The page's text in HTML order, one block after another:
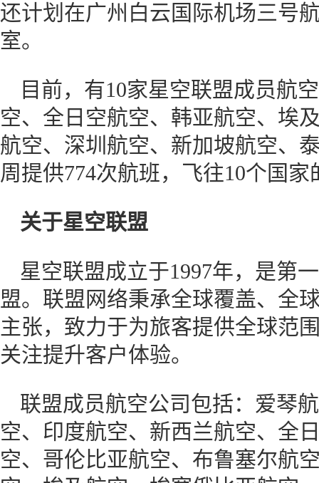
还计划在广州白云国际机场三号
室。
目前，有10家星空联盟成员航
空、全日空航空、韩亚航空、埃
航空、深圳航空、新加坡航空、
周提供774次航班，飞往10个国家
关于星空联盟
星空联盟成立于1997年，是第
盟。联盟网络秉承全球覆盖、全
主张，致力于为旅客提供全球范
关注提升客户体验。
联盟成员航空公司包括：爱琴
空、印度航空、新西兰航空、全
空、哥伦比亚航空、布鲁塞尔航